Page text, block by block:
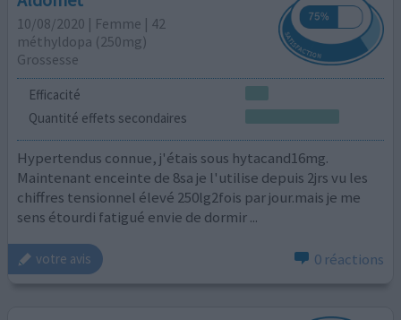
10/08/2020 | Femme | 42
méthyldopa (250mg)
Grossesse
Efficacité
Quantité effets secondaires
Hypertendus connue, j'étais sous hytacand16mg.
Maintenant enceinte de 8sa je l'utilise depuis 2jrs vu les
chiffres tensionnel élevé 250lg2fois par jour.mais je me
sens étourdi fatigué envie de dormir ...
votre avis 0 réactions